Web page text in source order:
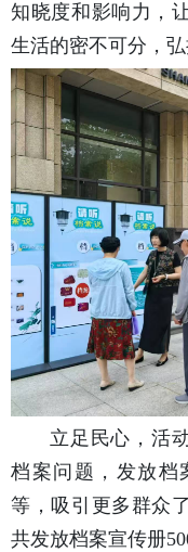
知晓度和影响力，
生活的密不可分，弘
立足民心，活
档案问题，发放档
等，吸引更多群众
共发放档案宣传册